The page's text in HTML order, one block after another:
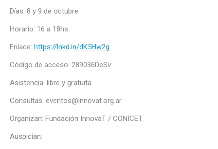
Días: 8 y 9 de octubre
Horario: 16 a 18hs
Enlace: https://lnkd.in/dK5Hw2g
Código de acceso: 289036DeSv
Asistencia: libre y gratuita
Consultas: eventos@innovat.org.ar
Organizan: Fundación InnovaT / CONICET
Auspician: